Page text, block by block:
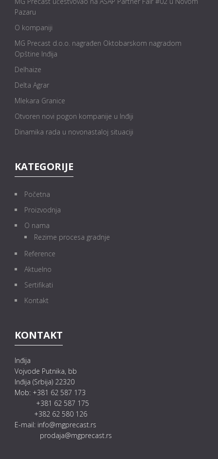
Pazaru
O kompaniji
MG Precast d.o.o. nagrađen Oktobarskom nagradom
Opštine Inđija
Delhaize
Delta Agrar
Mlekara Granice
Otvoren novi pogon kompanije u Inđiji
Dinamika rada u novonastaloj situaciji
KATEGORIJE
Početna
Proizvodnja
O nama
Rezime procesa gradnje
Reference
Aktuelno
Sertifikati
Kontakt
KONTAKT
Inđija
Vojvode Putnika, bb
Inđija (Srbija) 22320
Mob: +381 62 587 173
+381 62 587 175
+382 62 580 126
E-mail: info@mgprecast.rs
prodaja@mgprecast.rs